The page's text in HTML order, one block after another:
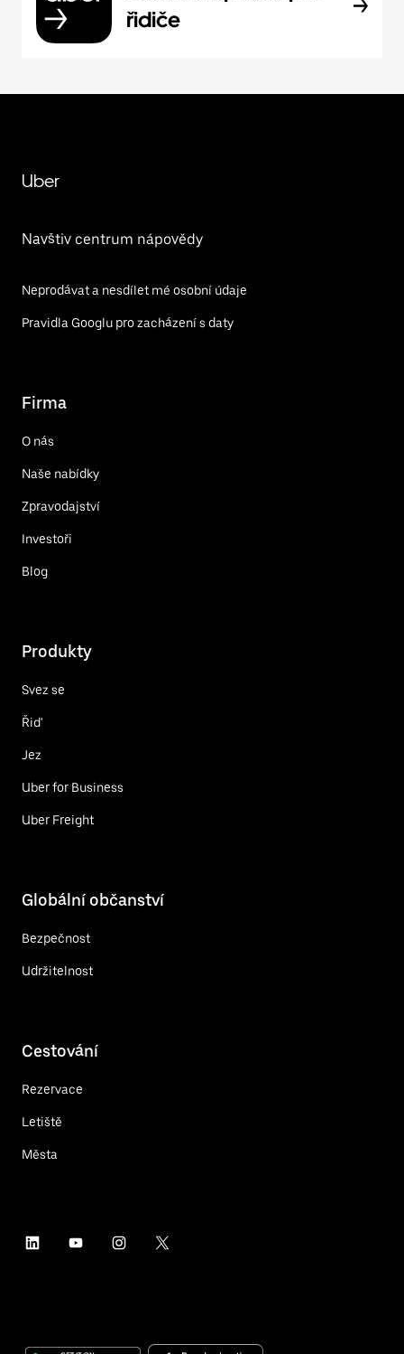
řidiče
Uber
Navštiv centrum nápovědy
Neprodávat a nesdílet mé osobní údaje
Pravidla Googlu pro zacházení s daty
Firma
O nás
Naše nabídky
Zpravodajství
Investoři
Blog
Produkty
Svez se
Řiď
Jez
Uber for Business
Uber Freight
Globální občanství
Bezpečnost
Udržitelnost
Cestování
Rezervace
Letiště
Města